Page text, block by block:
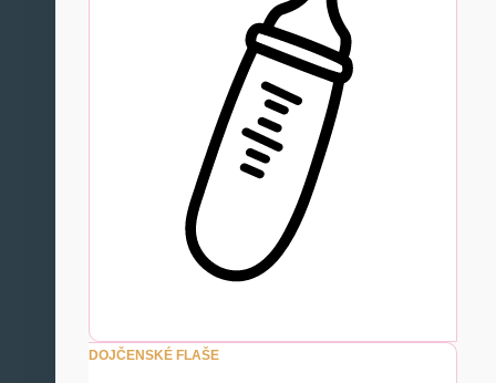
DOJČENSKÉ FLAŠE